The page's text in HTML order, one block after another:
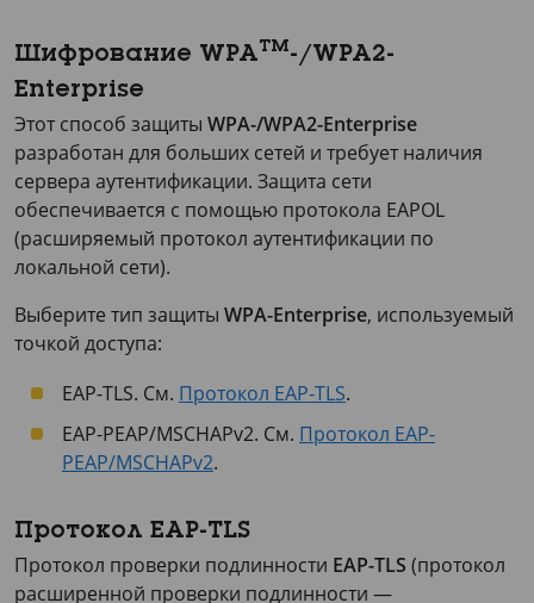
Шифрование WPATM-/WPA2-
Enterprise
Этот способ защиты WPA-/WPA2-Enterprise
разработан для больших сетей и требует наличия
сервера аутентификации. Защита сети
обеспечивается с помощью протокола EAPOL
(расширяемый протокол аутентификации по
локальной сети).
Выберите тип защиты WPA-Enterprise, используемый
точкой доступа:
EAP-TLS. См. Протокол EAP-TLS.
EAP-PEAP/MSCHAPv2. См. Протокол EAP-
PEAP/MSCHAPv2.
Протокол EAP-TLS
Протокол проверки подлинности EAP-TLS (протокол
расширенной проверки подлинности —